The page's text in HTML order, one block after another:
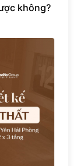
không?